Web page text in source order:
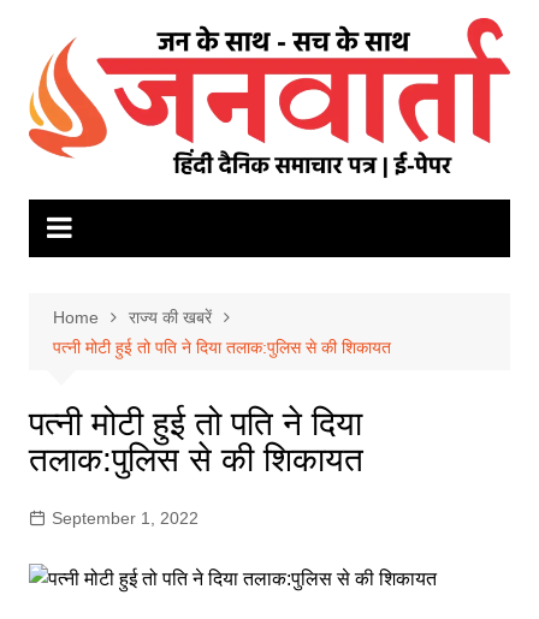
content
Home
राज्य की खबरें
पत्नी मोटी हुई तो पति ने दिया तलाक:पुलिस से की शिकायत
पत्नी मोटी हुई तो पति ने दिया
तलाक:पुलिस से की शिकायत
September 1, 2022